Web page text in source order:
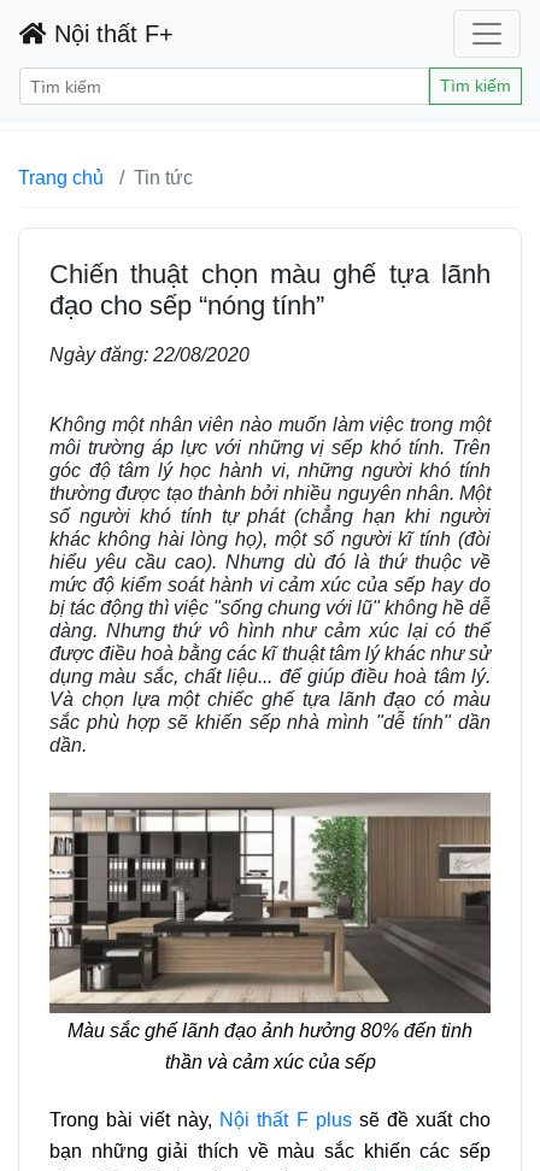
Nội thất F+
Tìm kiếm
Trang chủ Tin tức
Chiến thuật chọn màu ghế tựa lãnh
đạo cho sếp “nóng tính”
Ngày đăng: 22/08/2020
Không một nhân viên nào muốn làm việc trong một
môi trường áp lực với những vị sếp khó tính. Trên
góc độ tâm lý học hành vi, những người khó tính
thường được tạo thành bởi nhiều nguyên nhân. Một
số người khó tính tự phát (chẳng hạn khi người
khác không hài lòng họ), một số người kĩ tính (đòi
hiểu yêu cầu cao). Nhưng dù đó là thứ thuộc về
mức độ kiểm soát hành vi cảm xúc của sếp hay do
bị tác động thì việc "sống chung với lũ" không hề dễ
dàng. Nhưng thứ vô hình như cảm xúc lại có thể
được điều hoà bằng các kĩ thuật tâm lý khác như sử
dụng màu sắc, chất liệu... để giúp điều hoà tâm lý.
Và chọn lựa một chiếc ghế tựa lãnh đạo có màu
sắc phù hợp sẽ khiến sếp nhà mình "dễ tính" dần
dần.
Màu sắc ghế lãnh đạo ảnh hưởng 80% đến tinh
thần và cảm xúc của sếp
Trong bài viết này, Nội thất F plus sẽ đề xuất cho
bạn những giải thích về màu sắc khiến các sếp